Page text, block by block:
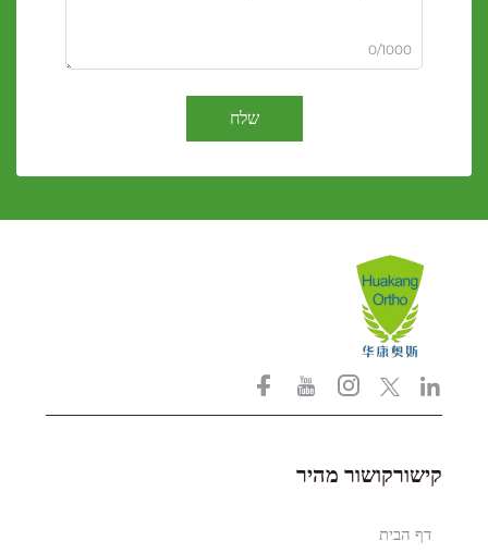
0/1000
שלח
קישורקושור מהיר
דף הבית